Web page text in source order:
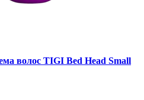
волос TIGI Bed Head Small